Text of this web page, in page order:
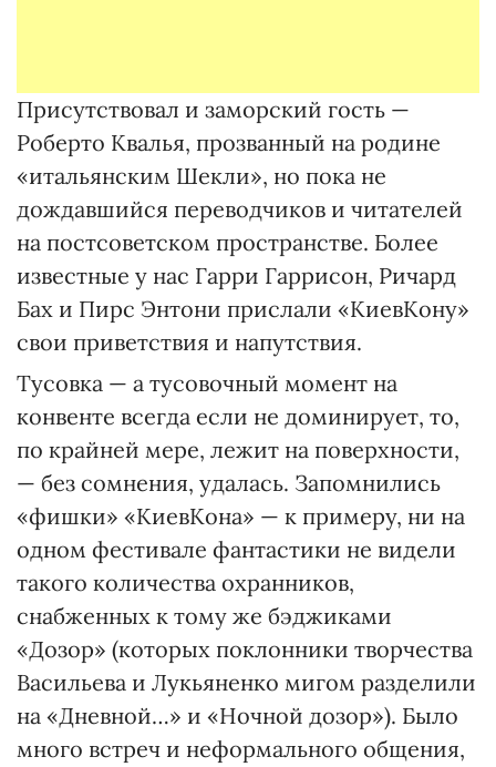
Присутствовал и заморский гость —
Роберто Квалья, прозванный на родине
«итальянским Шекли», но пока не
дождавшийся переводчиков и читателей
на постсоветском пространстве. Более
известные у нас Гарри Гаррисон, Ричард
Бах и Пирс Энтони прислали «КиевКону»
свои приветствия и напутствия.
Тусовка — а тусовочный момент на
конвенте всегда если не доминирует, то,
по крайней мере, лежит на поверхности,
— без сомнения, удалась. Запомнились
«фишки» «КиевКона» — к примеру, ни на
одном фестивале фантастики не видели
такого количества охранников,
снабженных к тому же бэджиками
«Дозор» (которых поклонники творчества
Васильева и Лукьяненко мигом разделили
на «Дневной…» и «Ночной дозор»). Было
много встреч и неформального общения,